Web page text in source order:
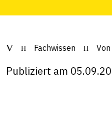
Fachwissen
Publiziert am